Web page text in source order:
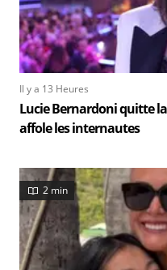
Il y a 13 Heures
Lucie Bernardoni quitte
affole les internautes
2 min